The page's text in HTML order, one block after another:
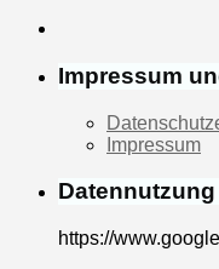
Impressum
Impressum
https://